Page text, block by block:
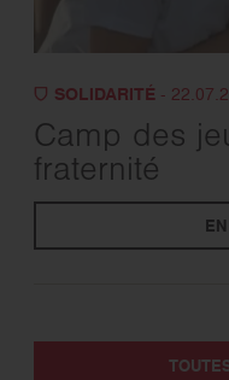
SOLIDARITÉ-
Camp des
fraternité